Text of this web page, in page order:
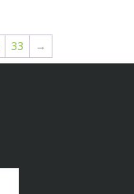
33 →